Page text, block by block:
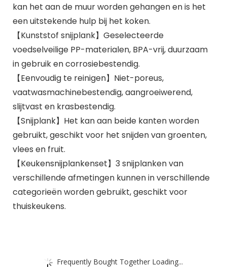
kan het aan de muur worden gehangen en is het
een uitstekende hulp bij het koken.
【Kunststof snijplank】Geselecteerde
voedselveilige PP-materialen, BPA-vrij, duurzaam
in gebruik en corrosiebestendig.
【Eenvoudig te reinigen】Niet-poreus,
vaatwasmachinebestendig, aangroeiwerend,
slijtvast en krasbestendig.
【Snijplank】Het kan aan beide kanten worden
gebruikt, geschikt voor het snijden van groenten,
vlees en fruit.
【Keukensnijplankenset】3 snijplanken van
verschillende afmetingen kunnen in verschillende
categorieën worden gebruikt, geschikt voor
thuiskeukens.
Frequently Bought Together Loading...